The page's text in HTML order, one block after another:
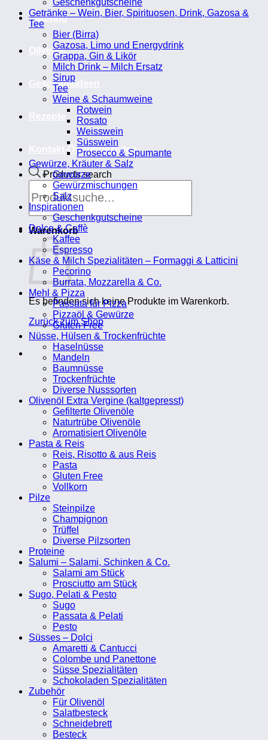
Catering
Olivenöl
Geschenkideen
Kontakt-Öffnungszeiten
Products search
Warenkorb
Es befinden sich keine Produkte im Warenkorb.
Zurück zum Shop
Geschenkgutscheine
Getränke – Wein, Bier, Spirituosen, Drink, Gazosa &
Tee
Bier (Birra)
Gazosa, Limo und Energydrink
Grappa, Gin & Likör
Milch Drink – Milch Ersatz
Sirup
Tee
Weine & Schaumweine
Rotwein
Rosato
Weisswein
Süsswein
Prosecco & Spumante
Gewürze, Kräuter & Salz
Gewürze
Gewürzmischungen
Salz
Inspirationen
Geschenkgutscheine
Dolce & Caffè
Kaffee
Espresso
Käse & Milch Spezialitäten – Formaggi & Latticini
Pecorino
Burrata, Mozzarella & Co.
Mehl & Pizza
Passata für Pizza
Pizzaöl & Gewürze
Gluten Free
Nüsse, Hülsen & Trockenfrüchte
Haselnüsse
Mandeln
Baumnüsse
Trockenfrüchte
Diverse Nusssorten
Olivenöl Extra Vergine (kaltgepresst)
Gefilterte Olivenöle
Naturtrübe Olivenöle
Aromatisiert Olivenöle
Pasta & Reis
Reis, Risotto & aus Reis
Pasta
Gluten Free
Vollkorn
Pilze
Steinpilze
Champignon
Trüffel
Diverse Pilzsorten
Proteine
Salumi – Salami, Schinken & Co.
Salami am Stück
Prosciutto am Stück
Sugo, Pelati & Pesto
Sugo
Passata & Pelati
Pesto
Süsses – Dolci
Amaretti & Cantucci
Colombe und Panettone
Süsse Spezialitäten
Schokoladen Spezialitäten
Zubehör
Für Olivenöl
Salatbesteck
Schneidebrett
Besteck